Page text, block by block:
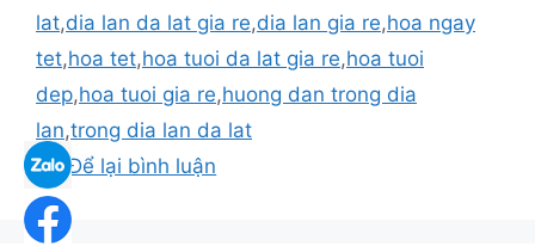
lat,dia lan da lat gia re,dia lan gia re,hoa ngay
tet,hoa tet,hoa tuoi da lat gia re,hoa tuoi
dep,hoa tuoi gia re,huong dan trong dia
lan,trong dia lan da lat
Để lại bình luận